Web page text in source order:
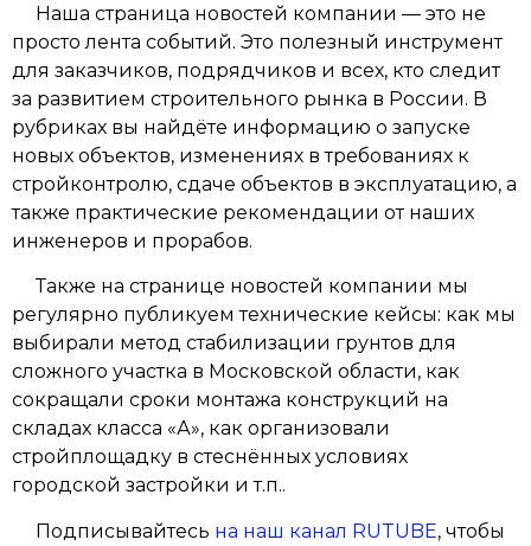
Наша страница новостей компании — это не
просто лента событий. Это полезный инструмент
для заказчиков, подрядчиков и всех, кто следит
за развитием строительного рынка в России. В
рубриках вы найдёте информацию о запуске
новых объектов, изменениях в требованиях к
стройконтролю, сдаче объектов в эксплуатацию, а
также практические рекомендации от наших
инженеров и прорабов.
Также на странице новостей компании мы
регулярно публикуем технические кейсы: как мы
выбирали метод стабилизации грунтов для
сложного участка в Московской области, как
сокращали сроки монтажа конструкций на
складах класса «А», как организовали
стройплощадку в стеснённых условиях
городской застройки и т.п..
Подписывайтесь на наш канал RUTUBE, чтобы